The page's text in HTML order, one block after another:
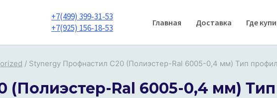
+7(499) 399-31-53
+7(925) 156-18-53
Главная Доставка Где
/ Stynergy Профнастил С20 (Полиэстер-Ral 6005-0,4 мм) Тип
(Полиэстер-Ral 6005-0,4 мм)